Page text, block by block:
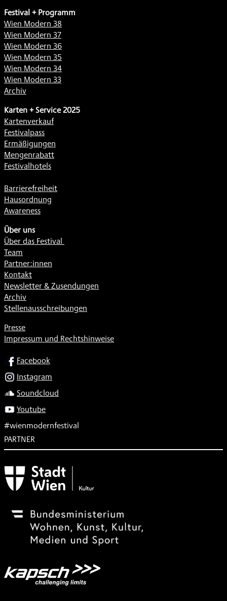
Festival + Programm
Wien Modern 38
Wien Modern 37
Wien Modern 36
Wien Modern 35
Wien Modern 34
Wien Modern 33
Archiv
Karten + Service 2025
Kartenverkauf
Festivalpass
Ermäßigungen
Mengenrabatt
Festivalhotels
Barrierefreiheit
Hausordnung
Awareness
Über uns
Über das Festival
Team
Partner:innen
Kontakt
Newsletter & Zusendungen
Archiv
Stellenausschreibungen
Presse
Impressum und Rechtshinweise
SOCIALFacebook
Instagram
Soundcloud
Youtube
#wienmodernfestival
PARTNER
Subventionsgeber